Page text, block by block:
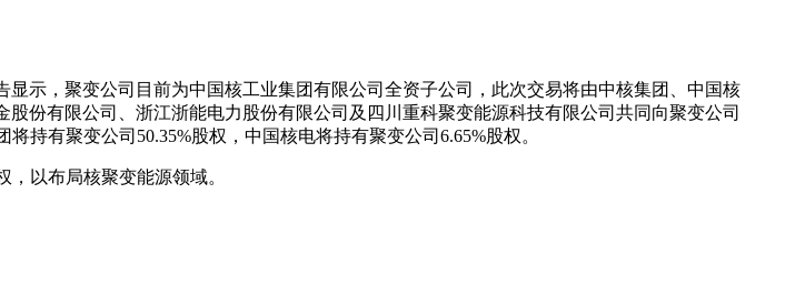
示，聚变公司目前为中国核工业集团有限公司全资子公司，此次交易将由中核集团、中国核
份有限公司、浙江浙能电力股份有限公司及四川重科聚变能源科技有限公司共同向聚变公司
持有聚变公司50.35%股权，中国核电将持有聚变公司6.65%股权。
以布局核聚变能源领域。